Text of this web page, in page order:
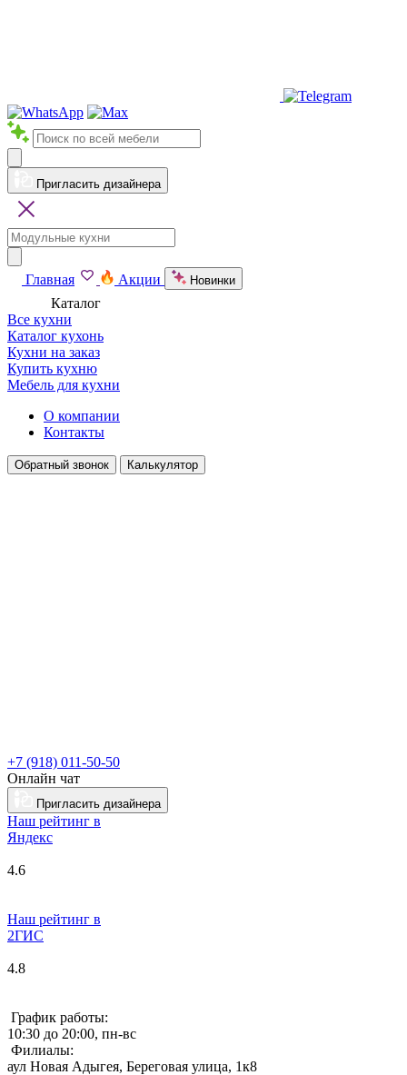
Пригласить дизайнера
Главная Акции Новинки
Каталог
Все кухни
Каталог кухонь
Кухни на заказ
Купить кухню
Мебель для кухни
О компании
Контакты
Обратный звонок Калькулятор
+7 (918) 011-50-50
Онлайн чат
Пригласить дизайнера
Наш рейтинг в
Яндекс
4.6
Наш рейтинг в
2ГИС
4.8
График работы:
10:30 до 20:00, пн-вс
Филиалы:
аул Новая Адыгея, Береговая улица, 1к8